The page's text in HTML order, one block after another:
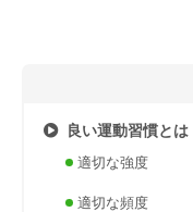
良い運動習慣とは
適切な強度
適切な頻度